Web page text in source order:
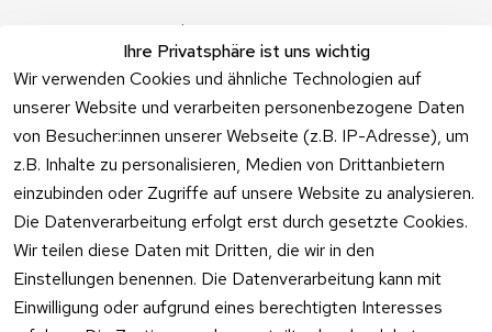
Ihre Privatsphäre ist uns wichtig
Wir verwenden Cookies und ähnliche Technologien auf
unserer Website und verarbeiten personenbezogene Daten
von Besucher:innen unserer Webseite (z.B. IP-Adresse), um
z.B. Inhalte zu personalisieren, Medien von Drittanbietern
einzubinden oder Zugriffe auf unsere Website zu analysieren.
Die Datenverarbeitung erfolgt erst durch gesetzte Cookies.
Wir teilen diese Daten mit Dritten, die wir in den
Einstellungen benennen. Die Datenverarbeitung kann mit
Einwilligung oder aufgrund eines berechtigten Interesses
Angebote
Feuerwerk
Online kaufen
Vertrag
widerrufen